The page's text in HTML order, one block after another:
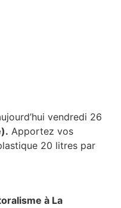
vendredi 26
Apportez vos
20 litres par
à La